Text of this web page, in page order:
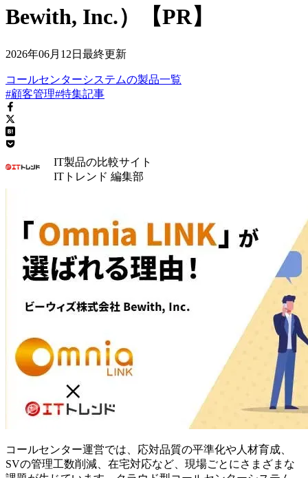
Bewith, Inc.）【PR】
2026年06月12日 最終更新
コールセンターシステムの製品一覧
#顧客管理#特集記事
IT製品の比較サイト
ITトレンド 編集部
コールセンター運営では、応対品質の平準化や人材育成、
SVの管理工数削減、在宅対応など、現場ごとにさまざまな